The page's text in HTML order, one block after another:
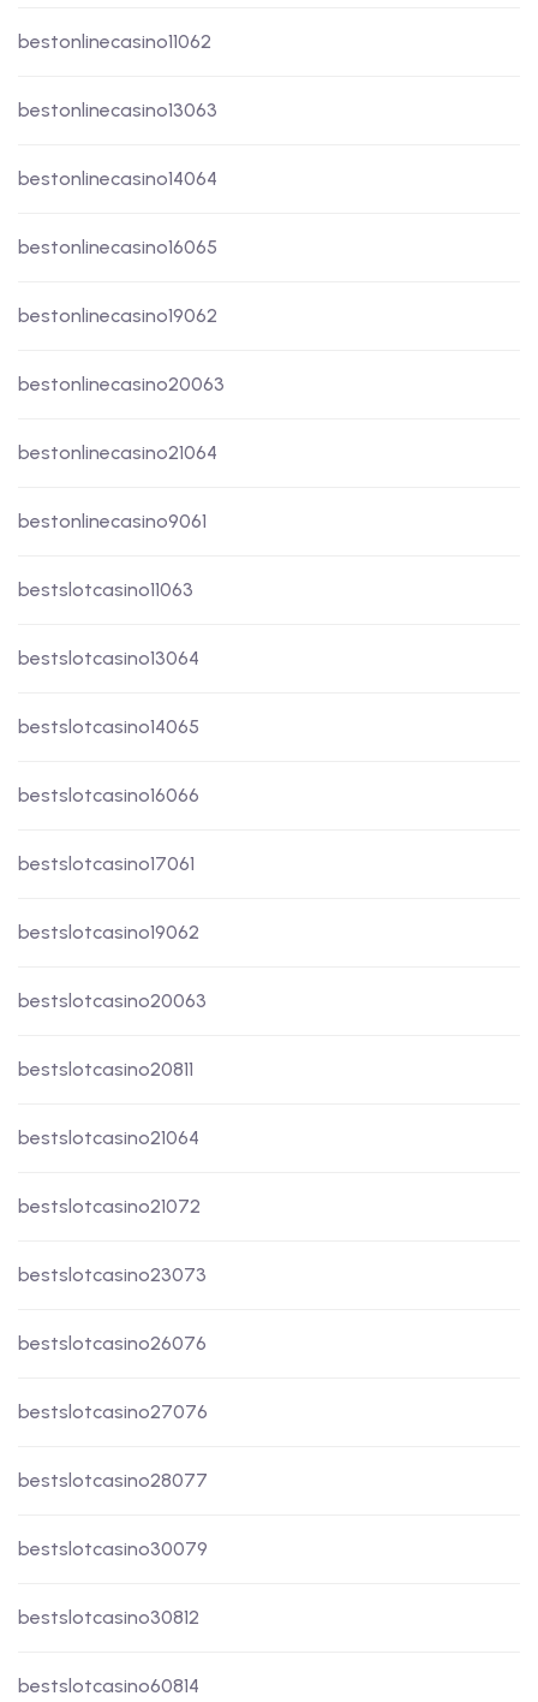
bestonlinecasino11062
bestonlinecasino13063
bestonlinecasino14064
bestonlinecasino16065
bestonlinecasino19062
bestonlinecasino20063
bestonlinecasino21064
bestonlinecasino9061
bestslotcasino11063
bestslotcasino13064
bestslotcasino14065
bestslotcasino16066
bestslotcasino17061
bestslotcasino19062
bestslotcasino20063
bestslotcasino20811
bestslotcasino21064
bestslotcasino21072
bestslotcasino23073
bestslotcasino26076
bestslotcasino27076
bestslotcasino28077
bestslotcasino30079
bestslotcasino30812
bestslotcasino60814